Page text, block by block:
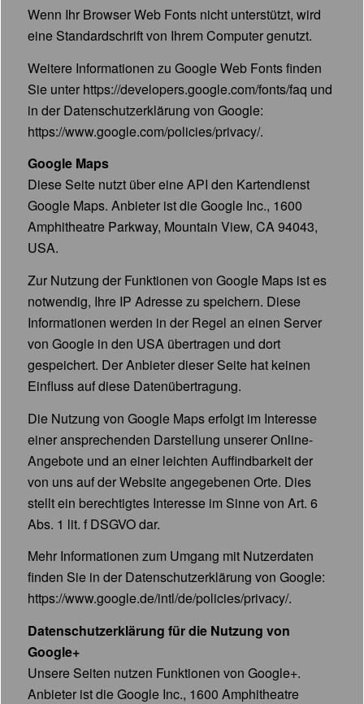
Wenn Ihr Browser Web Fonts nicht unterstützt, wird
eine Standardschrift von Ihrem Computer genutzt.
Weitere Informationen zu Google Web Fonts finden
Sie unter https://developers.google.com/fonts/faq und
in der Datenschutzerklärung von Google:
https://www.google.com/policies/privacy/.
Google Maps
Diese Seite nutzt über eine API den Kartendienst
Google Maps. Anbieter ist die Google Inc., 1600
Amphitheatre Parkway, Mountain View, CA 94043,
USA.
Zur Nutzung der Funktionen von Google Maps ist es
notwendig, Ihre IP Adresse zu speichern. Diese
Informationen werden in der Regel an einen Server
von Google in den USA übertragen und dort
gespeichert. Der Anbieter dieser Seite hat keinen
Einfluss auf diese Datenübertragung.
Die Nutzung von Google Maps erfolgt im Interesse
einer ansprechenden Darstellung unserer Online-
Angebote und an einer leichten Auffindbarkeit der
von uns auf der Website angegebenen Orte. Dies
stellt ein berechtigtes Interesse im Sinne von Art. 6
Abs. 1 lit. f DSGVO dar.
Mehr Informationen zum Umgang mit Nutzerdaten
finden Sie in der Datenschutzerklärung von Google:
https://www.google.de/intl/de/policies/privacy/.
Datenschutzerklärung für die Nutzung von
Google+
Unsere Seiten nutzen Funktionen von Google+.
Anbieter ist die Google Inc., 1600 Amphitheatre